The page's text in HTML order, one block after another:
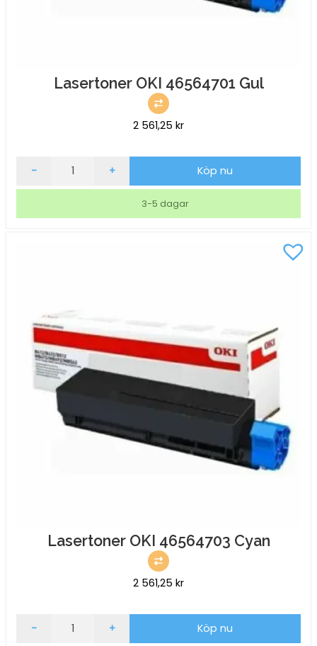
Lasertoner OKI 46564701 Gul
2 561,25 kr
Lasertoner
- + Köp nu
3-5 dagar
Lasertoner OKI 46564703 Cyan
2 561,25 kr
Lasertoner
- + Köp nu